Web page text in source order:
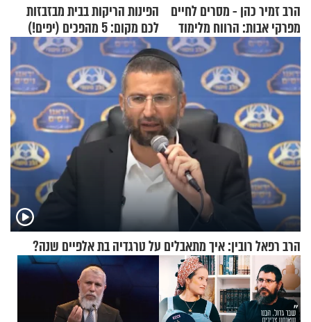
הרב זמיר כהן - מסרים לחיים
מפרקי אבות: הרווח מלימוד
התורה
הפינות הריקות בבית מבזבזות
לכם מקום: 5 מהפכים (יפים!)
שאפשר לעשות כבר היום
הרב רפאל רובין: איך מתאבלים על טרגדיה בת אלפיים שנה?